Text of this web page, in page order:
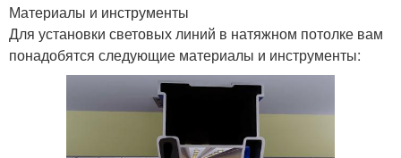
Материалы и инструменты
Для установки световых линий в натяжном потолке вам
понадобятся следующие материалы и инструменты: